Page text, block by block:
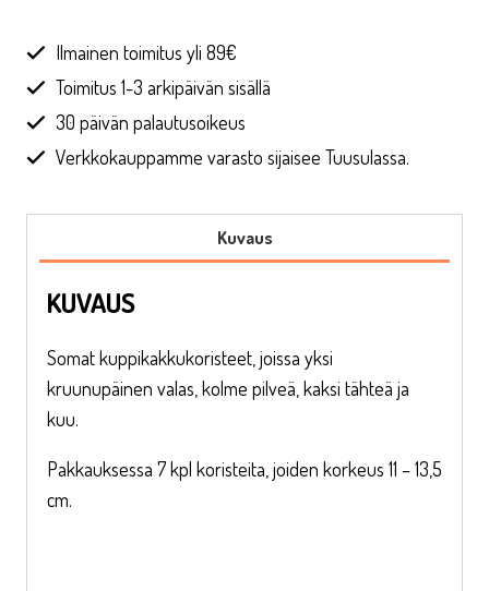
kpl
määrä
Ilmainen toimitus yli 89€
Toimitus 1-3 arkipäivän sisällä
30 päivän palautusoikeus
Verkkokauppamme varasto sijaisee Tuusulassa.
Kuvaus
KUVAUS
Somat kuppikakkukoristeet, joissa yksi
kruunupäinen valas, kolme pilveä, kaksi tähteä ja
kuu.
Pakkauksessa 7 kpl koristeita, joiden korkeus 11 – 13,5
cm.